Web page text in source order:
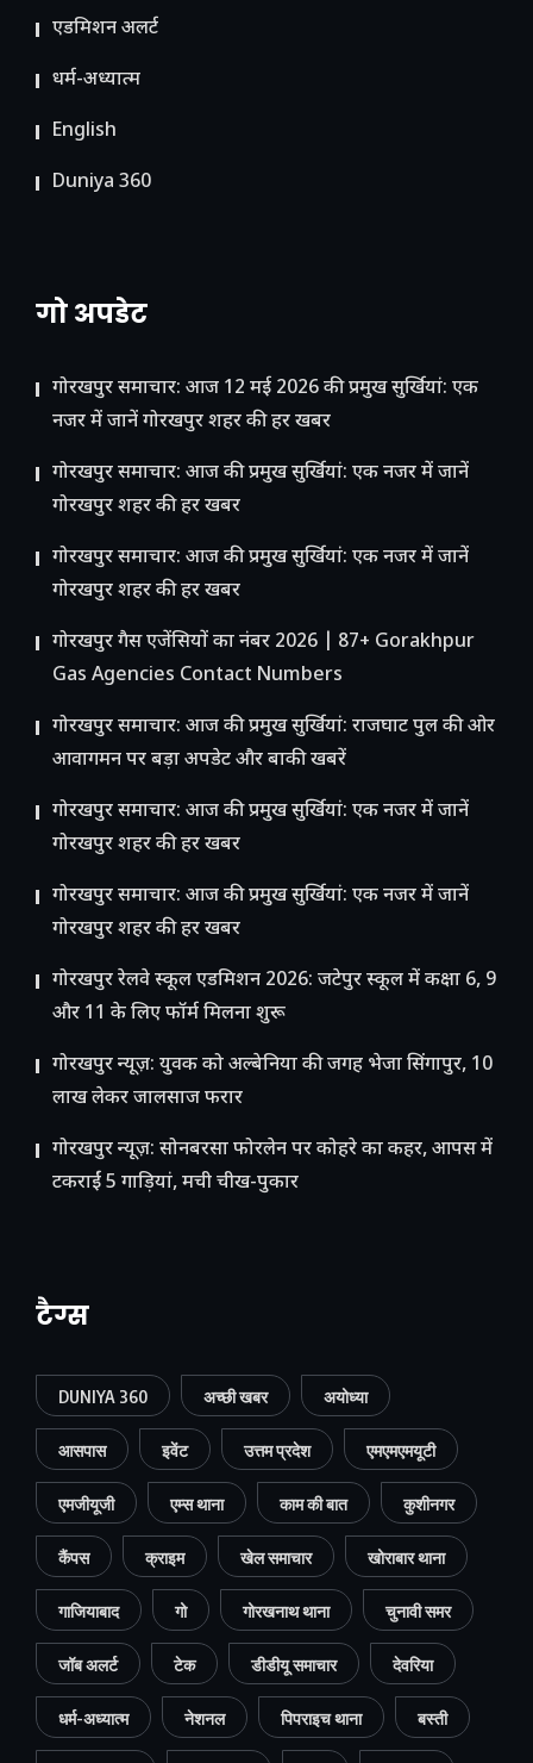
ए​डमिशन अलर्ट
धर्म-अध्यात्म
English
Duniya 360
गो अपडेट
गोरखपुर समाचार: आज 12 मई 2026 की प्रमुख सुर्खियां: एक
नजर में जानें गोरखपुर शहर की हर खबर
गोरखपुर समाचार: आज की प्रमुख सुर्खियां: एक नजर में जानें
गोरखपुर शहर की हर खबर
गोरखपुर समाचार: आज की प्रमुख सुर्खियां: एक नजर में जानें
गोरखपुर शहर की हर खबर
गोरखपुर गैस एजेंसियों का नंबर 2026 | 87+ Gorakhpur
Gas Agencies Contact Numbers
गोरखपुर समाचार: आज की प्रमुख सुर्खियां: राजघाट पुल की ओर
आवागमन पर बड़ा अपडेट और बाकी खबरें
गोरखपुर समाचार: आज की प्रमुख सुर्खियां: एक नजर में जानें
गोरखपुर शहर की हर खबर
गोरखपुर समाचार: आज की प्रमुख सुर्खियां: एक नजर में जानें
गोरखपुर शहर की हर खबर
गोरखपुर रेलवे स्कूल एडमिशन 2026: जटेपुर स्कूल में कक्षा 6, 9
और 11 के लिए फॉर्म मिलना शुरू
गोरखपुर न्यूज़: युवक को अल्बेनिया की जगह भेजा सिंगापुर, 10
लाख लेकर जालसाज फरार
गोरखपुर न्यूज़: सोनबरसा फोरलेन पर कोहरे का कहर, आपस में
टकराईं 5 गाड़ियां, मची चीख-पुकार
टैग्स
DUNIYA 360 अच्छी खबर अयोध्या
आसपास इवेंट उत्तम प्रदेश एमएमएमयूटी
एमजीयूजी एम्स थाना काम की बात कुशीनगर
कैंपस क्राइम खेल समाचार खोराबार थाना
गाजियाबाद गो गोरखनाथ थाना चुनावी समर
जॉब अलर्ट टेक डीडीयू समाचार देवरिया
धर्म-अध्यात्म नेशनल पिपराइच थाना बस्ती